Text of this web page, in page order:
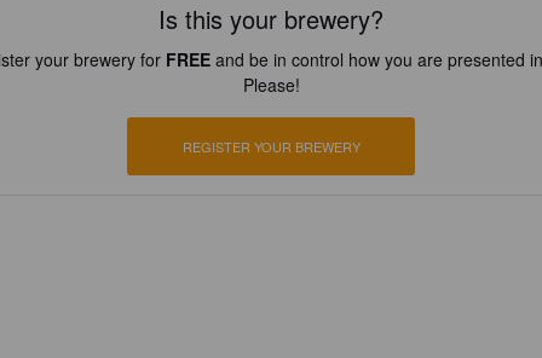
Is this your brewery?
your brewery for FREEand be in control how you are presented
Please!
REGISTER YOUR BREWERY